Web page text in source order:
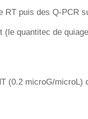
RT puis des Q-PCR
(le quantitec de
(0.2 microG/microL)